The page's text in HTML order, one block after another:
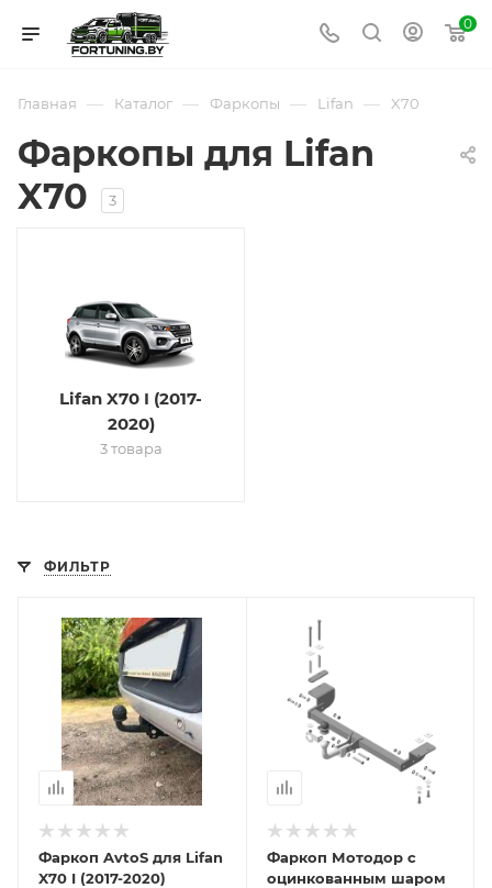
0
Главная — Каталог — Фаркопы — Lifan — X70
Фаркопы для Lifan
X70
3
Lifan X70 I (2017-
2020)
3 товара
ФИЛЬТР
Фаркоп AvtoS для Lifan
X70 I (2017-2020)
Фаркоп Мотодор с
оцинкованным шаром